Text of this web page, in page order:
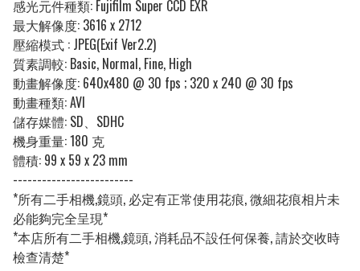
感光元件種類: Fujifilm Super CCD EXR
最大解像度: 3616 x 2712
壓縮模式 : JPEG(Exif Ver2.2)
質素調較: Basic, Normal, Fine, High
動畫解像度: 640x480 @ 30 fps ; 320 x 240 @ 30 fps
動畫種類: AVI
儲存媒體: SD、SDHC
機身重量:180 克
體積: 99 x 59 x 23 mm
-------------------------
*所有二手相機,鏡頭, 必定有正常使用花痕, 微細花痕相片未
必能夠完全呈現*
*本店所有二手相機,鏡頭, 消耗品不設任何保養, 請於交收時
檢查清楚*